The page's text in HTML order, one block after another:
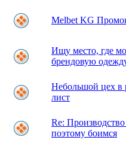
Melbet KG
Ищу место, где
брендовую
Небольшой цех в
лист
Re:
поэтому боимся